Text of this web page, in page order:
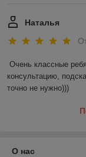
Наталья
Очень классные
консультацию,
точно не нужно)))
О нас